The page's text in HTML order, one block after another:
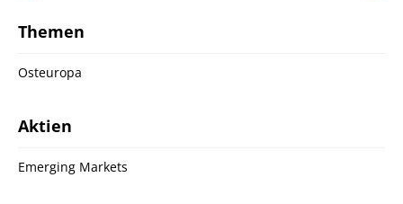
Themen
Osteuropa
Aktien
Emerging Markets